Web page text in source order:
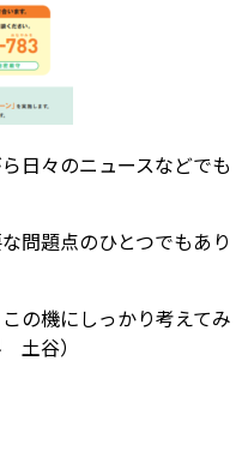
日々のニュースなどでも
問題点のひとつでもあり
の機にしっかり考えてみ
土谷）